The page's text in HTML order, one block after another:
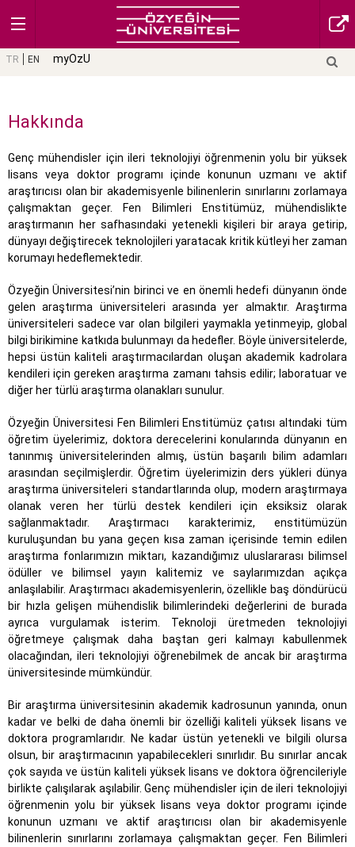
TR EN myOzU
Hakkında
Genç mühendisler için ileri teknolojiyi öğrenmenin yolu bir yüksek
lisans veya doktor programı içinde konunun uzmanı ve aktif
araştırıcısı olan bir akademisyenle bilinenlerin sınırlarını zorlamaya
çalışmaktan geçer. Fen Bilimleri Enstitümüz, mühendislikte
araştırmanın her safhasındaki yetenekli kişileri bir araya getirip,
dünyayı değiştirecek teknolojileri yaratacak kritik kütleyi her zaman
korumayı hedeflemektedir.
Özyeğin Üniversitesi’nin birinci ve en önemli hedefi dünyanın önde
gelen araştırma üniversiteleri arasında yer almaktır. Araştırma
üniversiteleri sadece var olan bilgileri yaymakla yetinmeyip, global
bilgi birikimine katkıda bulunmayı da hedefler. Böyle üniversitelerde,
hepsi üstün kaliteli araştırmacılardan oluşan akademik kadrolara
kendileri için gereken araştırma zamanı tahsis edilir; laboratuar ve
diğer her türlü araştırma olanakları sunulur.
Özyeğin Üniversitesi Fen Bilimleri Enstitümüz çatısı altındaki tüm
öğretim üyelerimiz, doktora derecelerini konularında dünyanın en
tanınmış üniversitelerinden almış, üstün başarılı bilim adamları
arasından seçilmişlerdir. Öğretim üyelerimizin ders yükleri dünya
araştırma üniversiteleri standartlarında olup, modern araştırmaya
olanak veren her türlü destek kendileri için eksiksiz olarak
sağlanmaktadır. Araştırmacı karakterimiz, enstitümüzün
kuruluşundan bu yana geçen kısa zaman içerisinde temin edilen
araştırma fonlarımızın miktarı, kazandığımız uluslararası bilimsel
ödüller ve bilimsel yayın kalitemiz ve saylarımızdan açıkça
anlaşılabilir. Araştırmacı akademisyenlerin, özellikle baş döndürücü
bir hızla gelişen mühendislik bilimlerindeki değerlerini de burada
ayrıca vurgulamak isterim. Teknoloji üretmeden teknolojiyi
öğretmeye çalışmak daha baştan geri kalmayı kabullenmek
olacağından, ileri teknolojiyi öğrenebilmek de ancak bir araştırma
üniversitesinde mümkündür.
Bir araştırma üniversitesinin akademik kadrosunun yanında, onun
kadar ve belki de daha önemli bir özelliği kaliteli yüksek lisans ve
doktora programlarıdır. Ne kadar üstün yetenekli ve bilgili olursa
olsun, bir araştırmacının yapabilecekleri sınırlıdır. Bu sınırlar ancak
çok sayıda ve üstün kaliteli yüksek lisans ve doktora öğrencileriyle
birlikte çalışılarak aşılabilir. Genç mühendisler için de ileri teknolojiyi
öğrenmenin yolu bir yüksek lisans veya doktor programı içinde
konunun uzmanı ve aktif araştırıcısı olan bir akademisyenle
bilinenlerin sınırlarını zorlamaya çalışmaktan geçer. Fen Bilimleri